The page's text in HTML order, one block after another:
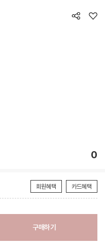
0
회원혜택 카드혜택
구매하기